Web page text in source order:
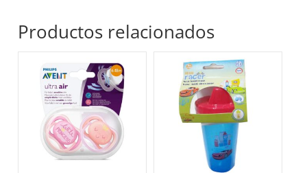
Productos relacionados